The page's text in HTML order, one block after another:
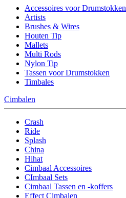
Accessoires voor Drumstokken
Artists
Brushes & Wires
Houten Tip
Mallets
Multi Rods
Nylon Tip
Tassen voor Drumstokken
Timbales
Cimbalen
Crash
Ride
Splash
China
Hihat
Cimbaal Accessoires
CImbaal Sets
Cimbaal Tassen en -koffers
Effect Cimbalen